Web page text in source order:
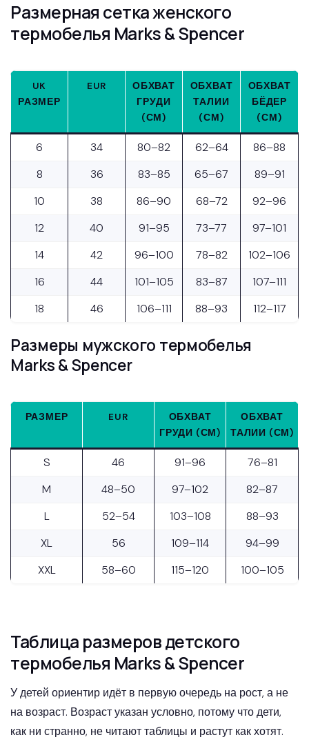
Размерная сетка женского
термобелья Marks & Spencer
UK
РАЗМЕР
EUR
ОБХВАТ
ГРУДИ
(СМ)
ОБХВАТ
ТАЛИИ
(СМ)
ОБХВАТ
БЁДЕР
(СМ)
6 34 80–82 62–64
86–88
8
36 83–85 65–67
89–91
10
38 86–90 68–72
92–96
12
40 91–95 73–77
97–101
14
42 96–100 78–82
102–106
16
44 101–105 83–87
107–111
18
46 106–111 88–93 112–117
Размеры мужского термобелья
Marks & Spencer
РАЗМЕР EUR
ОБХВАТ
ГРУДИ (СМ)
ОБХВАТ
ТАЛИИ (СМ)
S 46 91–96
76–81
M
48–50 97–102
82–87
L
52–54 103–108
88–93
XL
56 109–114
94–99
XXL
58–60 115–120 100–105
Таблица размеров детского
термобелья Marks & Spencer
У детей ориентир идёт в первую очередь на рост, а не
на возраст. Возраст указан условно, потому что дети,
как ни странно, не читают таблицы и растут как хотят.